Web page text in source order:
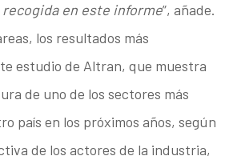
en este informe”, añade.
los resultados más
estudio de Altran, que muestra
de uno de los sectores más
país en los próximos años, según
de los actores de la industria,